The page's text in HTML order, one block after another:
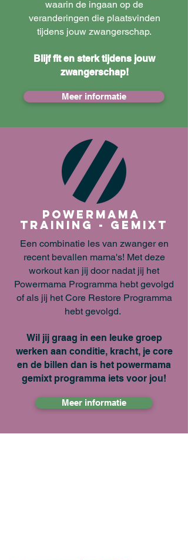
waarin de ingaan op de
veranderingen die plaatsvinden
tijdens jouw zwangerschap.
Blijf fit en sterk tijdens jouw
zwangerschap!
Meer informatie
Powermama
Training - Gemixt
Een combinatie les van zwanger en
recent bevallen mama's! Met deze
workout kan jij door nadat jij het
Powermama Programma hebt gevolgd
of als jij het Core Restore Programma
hebt gevolgd.
Wil jij graag in een leuke groep
werken aan conditie, kracht, je core
en de billen dan is het powermama
gemixt programma iets voor jou!
Meer informatie